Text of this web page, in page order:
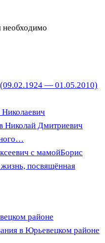
необходимо
Николай Дмитриевич
Борис
посвящённая
районе
в Юрьевецком районе